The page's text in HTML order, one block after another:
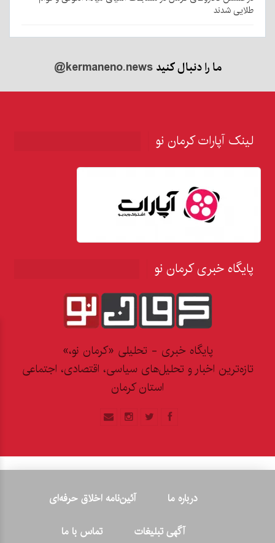
طلایی شدند
ما را دنبال کنید@kermaneno.news
لینک آپارات کرمان نو
پایگاه خبری کرمان نو
پایگاه خبری - تحلیلی «کرمان نو،»
تازه‌ترین اخبار و تحلیل‌های سیاسی، اقتصادی، اجتماعی
استان کرمان
درباره ما
آئین‌نامه اخلاق حرفه‌ای
آگهی تبلیغات
تماس با ما